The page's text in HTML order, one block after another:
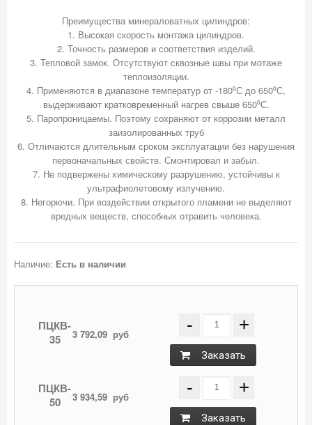
Преимущества минераловатных цилиндров:
1. Высокая скорость монтажа цилиндров.
2. Точность размеров и соответствия изделий.
3. Тепловой замок. Отсутствуют сквозные швы при мотаже
теплоизоляции.
4. Применяются в диапазоне температур от -180⁰С до 650⁰С,
выдерживают кратковременный нагрев свыше 650⁰С.
5. Паропроницаемы. Поэтому сохраняют от коррозии металл
заизолированных труб
6. Отличаются длительным сроком эксплуатации без нарушения
первоначальных свойств. Смонтировал и забыл.
7. Не подвержены химическому разрушению, устойчивы к
ультрафиолетовому излучению.
8. Негорючи. При воздействии открытого пламени не выделяют
Наличие: Есть в наличии
ПЦКВ-
35
3 792,09руб - +
Заказать
ПЦКВ-
50
3 934,59руб - +
Заказать